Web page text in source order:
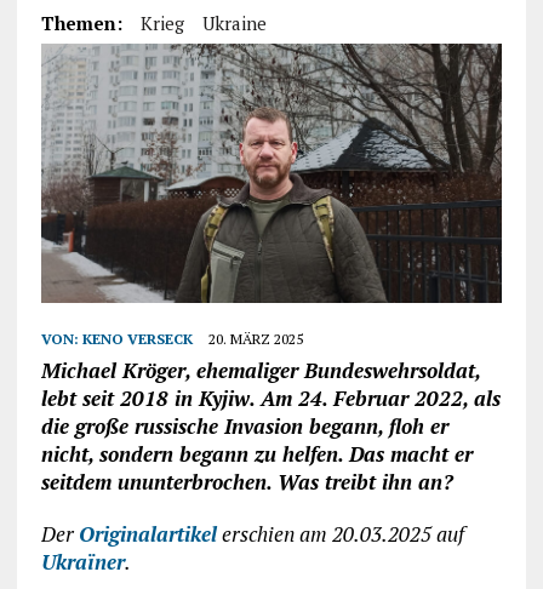
Themen: Krieg Ukraine
VON: KENO VERSECK 20. MÄRZ 2025
Michael Kröger, ehemaliger Bundeswehrsoldat,
lebt seit 2018 in Kyjiw. Am 24. Februar 2022, als
die große russische Invasion begann, floh er
nicht, sondern begann zu helfen. Das macht er
seitdem ununterbrochen. Was treibt ihn an?
Der Originalartikelerschien am 20.03.2025 auf
Ukraїner.